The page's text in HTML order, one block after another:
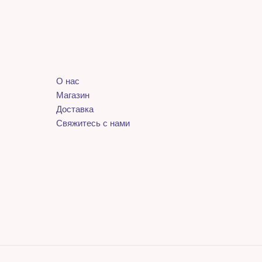
О нас
Магазин
Доставка
Свяжитесь с нами